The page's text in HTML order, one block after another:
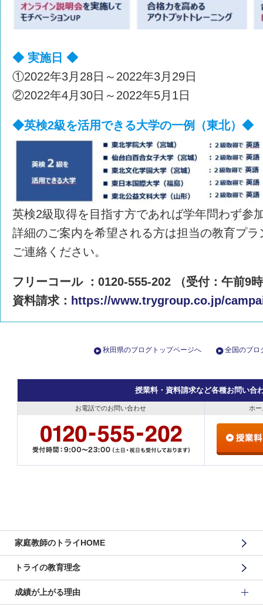
◆ 実施日 ◆
①2022年3月28日～2022年3月29日
②2022年4月30日～2022年5月1日
◆英検2級を活用できる大学の一例（東北）◆
英検2級取得を目指す方であれば学年問わず参
詳細のご案内を希望される方は担当の教育プ
ご連絡ください。
フリーコール ：0120-555-202 （受付：午前9
資料請求： https://www.trygroup.co.jp/
秋田県のブログトップページへ 全国のブロ
授業料・資料請求など各種お問い合
お電話でのお問い合わせ ホ
家庭教師のトライHOME
トライの教育理念
成績が上がる理由